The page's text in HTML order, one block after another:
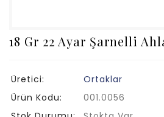
18 Gr 22 Ayar Şarnelli
Üretici:
Ortaklar
Ürün Kodu:
001.0056